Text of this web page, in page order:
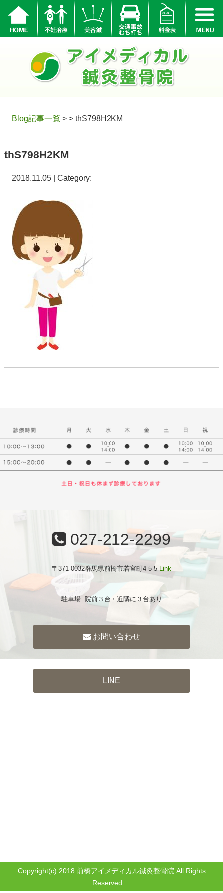
Blog記事一覧 > > thS798H2KM
thS798H2KM
2018.11.05 | Category:
027-212-2299
〒371-0032群馬県前橋市若宮町4-5-5 Link
駐車場: 院前３台・近隣に３台あり
お問い合わせ
LINE
Copyright(c) 2018 前橋アイメディカル鍼灸整骨院 All Rights
Reserved.